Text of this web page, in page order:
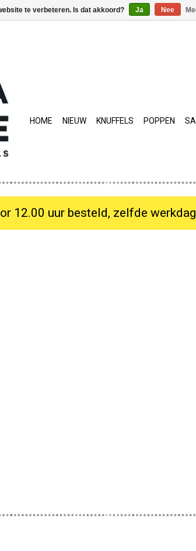
HOME NIEUW KNUFFELS POPPEN
uur besteld, zelfde werkdag
te verbeteren. Is dat akkoord? Ja Nee